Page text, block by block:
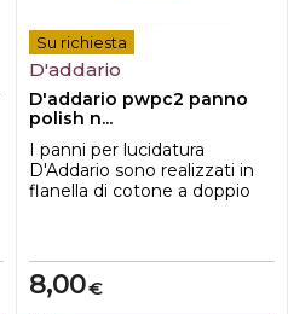
Su richiesta
D'addario
D'addario pwpc2 panno
polish n...
I panni per lucidatura
D'Addario sono realizzati in
flanella di cotone a doppio
normali panni per lucidatura.
€
8,00